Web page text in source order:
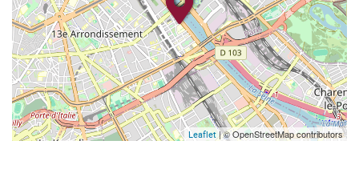
Leaflet| © OpenStreetMap contributors